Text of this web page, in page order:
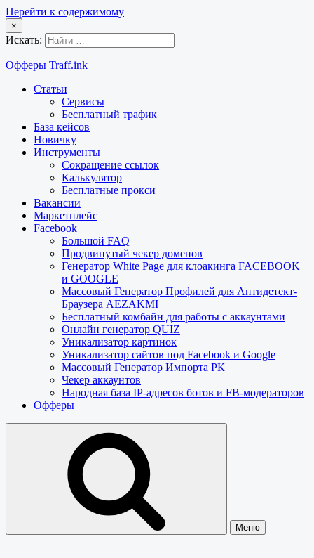
Перейти к содержимому
×
Искать:
Офферы Traff.ink
Статьи
Сервисы
Бесплатный трафик
База кейсов
Новичку
Инструменты
Сокращение ссылок
Калькулятор
Бесплатные прокси
Вакансии
Маркетплейс
Facebook
Большой FAQ
Продвинутый чекер доменов
Генератор White Page для клоакинга FACEBOOK
и GOOGLE
Массовый Генератор Профилей для Антидетект-
Браузера AEZAKMI
Бесплатный комбайн для работы с аккаунтами
Онлайн генератор QUIZ
Уникализатор картинок
Уникализатор сайтов под Facebook и Google
Массовый Генератор Импорта РК
Чекер аккаунтов
Народная база IP-адресов ботов и FB-модераторов
Офферы
Меню